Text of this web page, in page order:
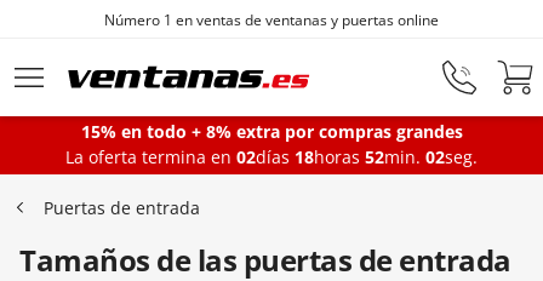
Ir al contenido principal
Número 1 en ventas de ventanas y puertas online
Ventanas
Balconeras
15% en todo + 8% extra por compras grandes
La oferta termina en 02días 18horas 52min. 01seg.
Puertas de entrada
Tamaños de las puertas de entrada